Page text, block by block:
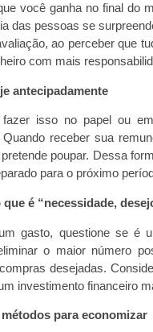
você ganha no final do
das pessoas se
ao perceber que
com mais
antecipadamente
fazer isso no papel ou
Quando receber sua
pretende poupar. Dessa
para o próximo
que é “necessidade,
gasto, questione se é
o maior número
desejadas.
investimento financeiro
para economizar